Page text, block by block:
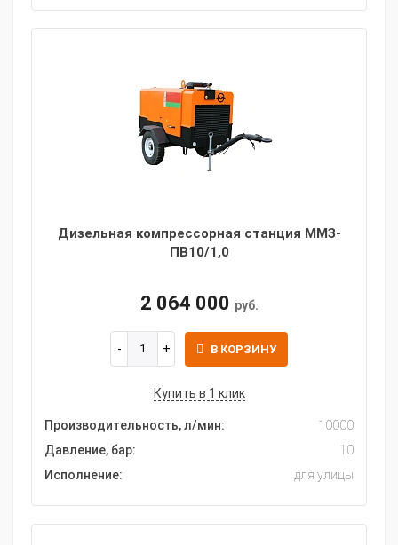
Дизельная компрессорная станция ММЗ-
ПВ10/1,0
2 064 000 руб.
В КОРЗИНУ
Купить в 1 клик
Производительность, л/мин:
10000
Давление, бар:
10
Исполнение:
для улицы